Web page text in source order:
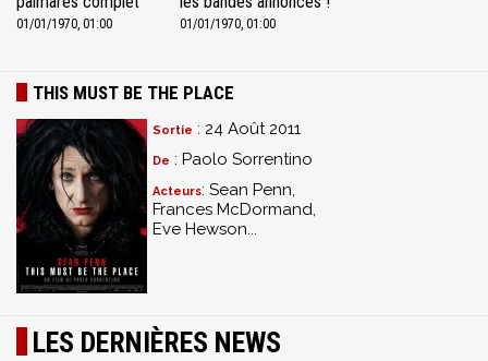
01/01/1970, 01:00 01/01/1970, 01:00
THIS MUST BE THE PLACE
Sortie : 24 Août 2011
De : Paolo Sorrentino
Acteurs: Sean Penn,
Frances McDormand,
Eve Hewson...
LES DERNIÈRES NEWS